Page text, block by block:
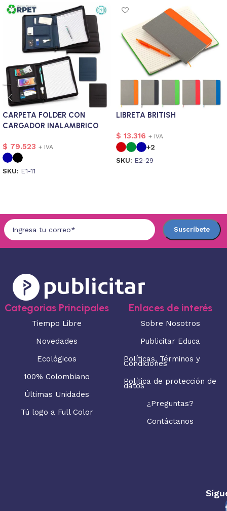
CARPETA FOLDER CON
CARGADOR INALAMBRICO
$ 79.523 + IVA
SKU: E1-11
LIBRETA BRITISH
$ 13.316 + IVA
+2
SKU: E2-29
Categorias Principales
Tiempo Libre
Novedades
Ecológicos
100% Colombiano
Últimas Unidades
Tú logo a Full Color
Enlaces de interés
Sobre Nosotros
Publicitar Educa
Políticas, Términos y
Condiciones
Política de protección de
datos
¿Preguntas?
Contáctanos